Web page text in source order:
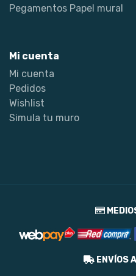
Pegamentos Papel mural
Mi cuenta
Mi cuenta
Pedidos
Wishlist
Simula tu muro
ENVÍOS